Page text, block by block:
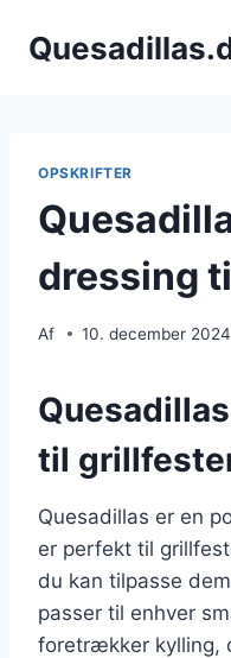
OPSKRIFTER
dressing
Af 10. december 2024
til
Quesadillas er en
er perfekt til
du kan tilpasse
passer til enhver
foretrækker kylling,